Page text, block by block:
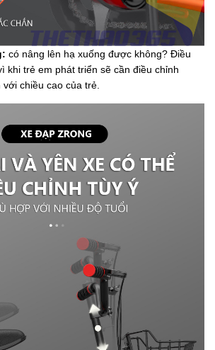
có nâng lên hạ xuống được không? Điều
khi trẻ em phát triển sẽ cần điều chỉnh
chiều cao của trẻ.